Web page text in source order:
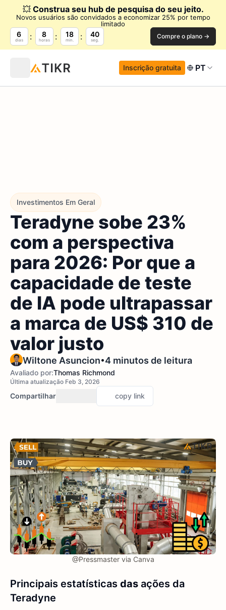
💥 Construa seu hub de pesquisa do seu jeito.
Novos usuários são convidados a economizar 25% por tempo
limitado
6
dias
8
horas
18
min.
39
seg. Compre o plano →
Inscrição gratuita PT
Investimentos Em Geral
Teradyne sobe 23%
com a perspectiva
para 2026: Por que a
capacidade de teste
de IA pode ultrapassar
a marca de US$ 310 de
valor justo
Wiltone Asuncion•4 minutos de leitura
Avaliado por:Thomas Richmond
Última atualização Feb 3, 2026
Compartilhar copy link
@Pressmaster via Canva
Principais estatísticas das ações da
Teradyne